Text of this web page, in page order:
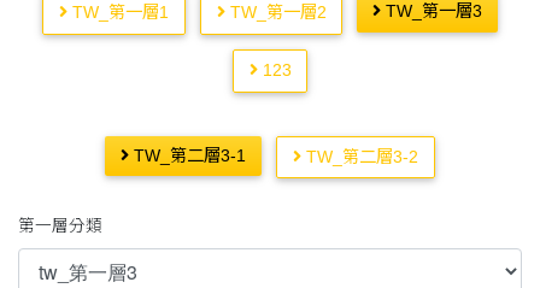
TW_第一層1 TW_第一層2 TW_第一層3
123
TW_第二層3-1 TW_第二層3-2
第一層分類